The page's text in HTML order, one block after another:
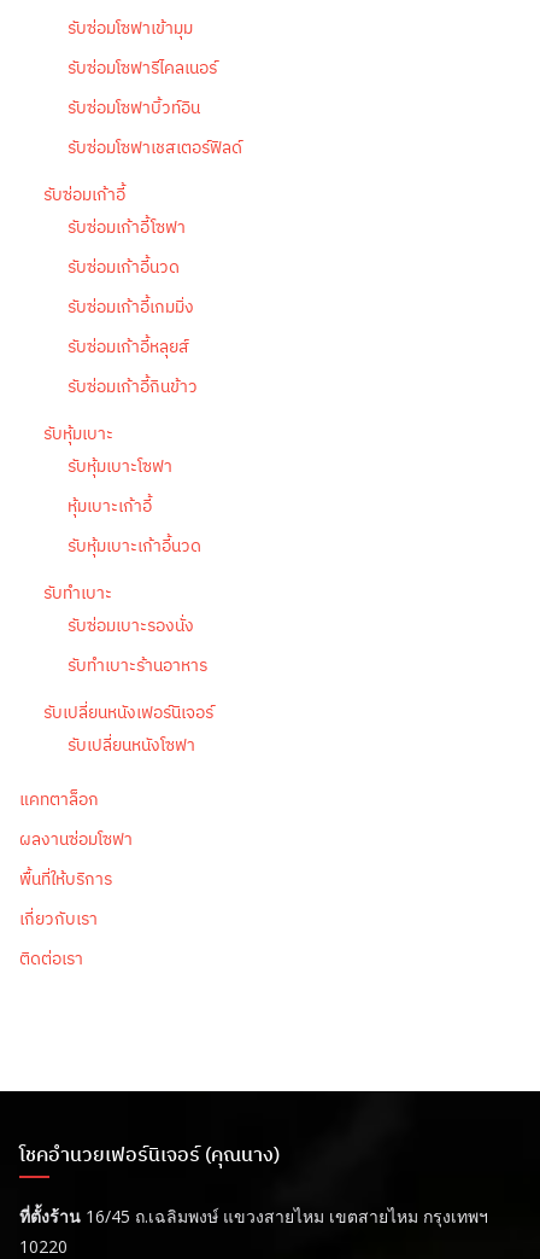
รับซ่อมโซฟาเข้ามุม
รับซ่อมโซฟารีไคลเนอร์
รับซ่อมโซฟาบิ้วท์อิน
รับซ่อมโซฟาเชสเตอร์ฟิลด์
รับซ่อมเก้าอี้
รับซ่อมเก้าอี้โซฟา
รับซ่อมเก้าอี้นวด
รับซ่อมเก้าอี้เกมมิ่ง
รับซ่อมเก้าอี้หลุยส์
รับซ่อมเก้าอี้กินข้าว
รับหุ้มเบาะ
รับหุ้มเบาะโซฟา
หุ้มเบาะเก้าอี้
รับหุ้มเบาะเก้าอี้นวด
รับทำเบาะ
รับซ่อมเบาะรองนั่ง
รับทำเบาะร้านอาหาร
รับเปลี่ยนหนังเฟอร์นิเจอร์
รับเปลี่ยนหนังโซฟา
แคทตาล็อก
ผลงานซ่อมโซฟา
พื้นที่ให้บริการ
เกี่ยวกับเรา
ติดต่อเรา
โชคอำนวยเฟอร์นิเจอร์ (คุณนาง)
ที่ตั้งร้าน 16/45 ถ.เฉลิมพงษ์ แขวงสายไหม เขตสายไหม กรุงเทพฯ
10220